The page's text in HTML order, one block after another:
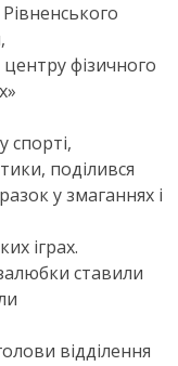
фізичного
спорті,
поділився
у змаганнях і
іграх.
ставили
відділення